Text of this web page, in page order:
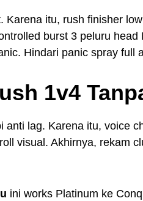
Karena itu, rush finisher
burst 3 peluru
Hindari panic spray full
1v4
anti lag. Karena itu, voice
visual. Akhirnya, rekam
ini works Platinum ke